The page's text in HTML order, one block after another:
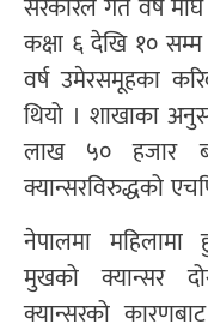
सरकारले गत वर्ष
कक्षा ६ देखि १० सम्म
वर्ष उमेरसमूहका
थियो । शाखाका
लाख ५० हजार
क्यान्सरविरुद्धको
नेपालमा महिलामा
मुखको क्यान्सर
क्यान्सरको